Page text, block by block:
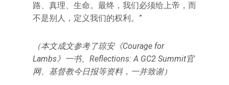
路、真理、生命。最终，我们必须给上帝，而
不是别人，定义我们的权利。”
（本文成文参考了琼安《Courage for
Lambs》一书、Reflections: A GC2 Summit官
网、基督教今日报等资料，一并致谢）